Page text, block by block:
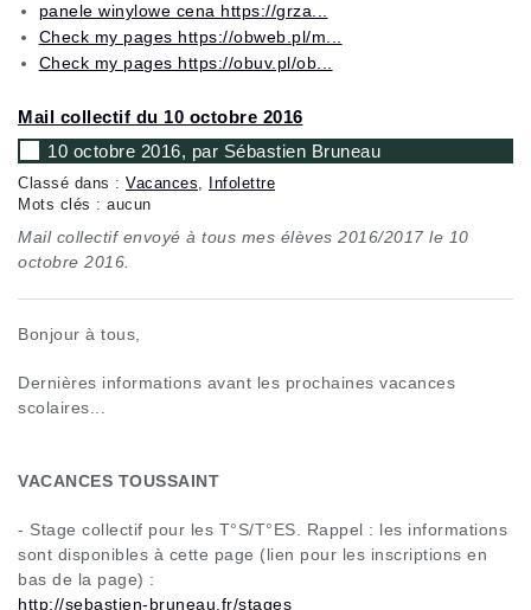
panele winylowe cena https://grza...
Check my pages https://obweb.pl/m...
Check my pages https://obuv.pl/ob...
Mail collectif du 10 octobre 2016
10 octobre 2016, par Sébastien Bruneau
Classé dans : Vacances
Infolettre
Mots clés : aucun
Mail collectif envoyé à tous mes élèves 2016/2017 le 10
octobre 2016.
Bonjour à tous,
Dernières informations avant les prochaines vacances
scolaires...
VACANCES TOUSSAINT
- Stage collectif pour les T°S/T°ES. Rappel : les informations
sont disponibles à cette page (lien pour les inscriptions en
bas de la page) :
http://sebastien-bruneau.fr/stages